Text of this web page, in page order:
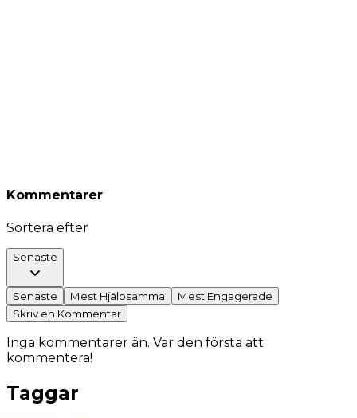
Kommentarer
Sortera efter
Senaste
Senaste Mest Hjälpsamma
Mest Engagerade
Skriv en Kommentar
Inga kommentarer än. Var den första att
kommentera!
Taggar